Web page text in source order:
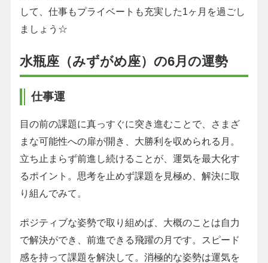
して、仕事もプライベートも充実した1ヶ月を過ごし
ましょう☆
水瓶座（みずがめ座）の6月の運勢
仕事運
目の前の課題に真っすぐに突き進むことで、さまざ
まな可能性への扉が開き、大勝利を収められる月。
立ち止まらず前進し続けることが、運気を最大化す
るポイント。思考を止めず課題を見極め、解決に取
り組んでみて。
ポジティブな姿勢で取り組めば、大概のことは自力
で解決ができ、前進できる飛躍の月です。スピード
感を持って課題を解決して。消極的な姿勢は運気を